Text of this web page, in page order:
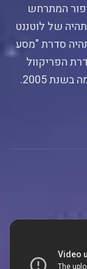
לפני הסיפור המתרחש
של לוטננט
סדרת "מסע
הפריקוול
2005.